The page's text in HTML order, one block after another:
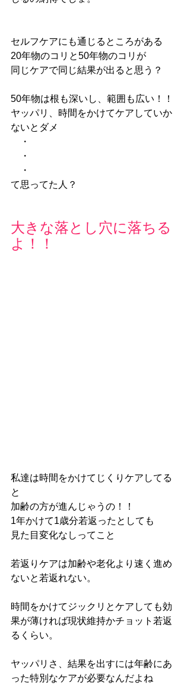
セルフケアにも通じるところがある
20年物のコリと50年物のコリが
同じケアで同じ結果が出ると思う？
50年物は根も深いし、範囲も広い！！
ヤッパリ、時間をかけてケアしていか
ないとダメ
・
・
・
て思ってた人？
大きな落とし穴に落ちる
よ！！
私達は時間をかけてじくりケアしてる
と
加齢の方が進んじゃうの！！
1年かけて1歳分若返ったとしても
見た目変化なしってこと
若返りケアは加齢や老化より速く進め
ないと若返れない。
時間をかけてジックリとケアしても効
果が薄ければ現状維持かチョット若返
るくらい。
ヤッパリさ、結果を出すには年齢にあ
った特別なケアが必要なんだよね